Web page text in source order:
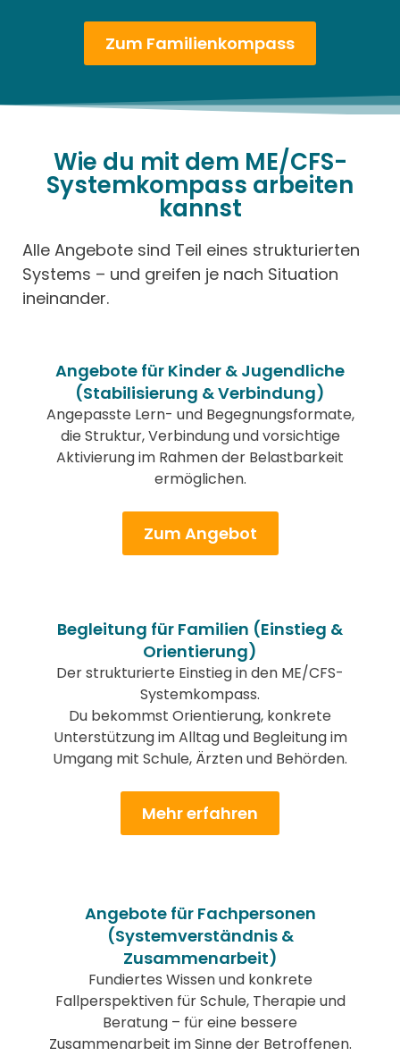
Zum Familienkompass
Wie du mit dem ME/CFS-
Systemkompass arbeiten
kannst
Alle Angebote sind Teil eines strukturierten
Systems – und greifen je nach Situation
ineinander.
Angebote für Kinder & Jugendliche
(Stabilisierung & Verbindung)
Angepasste Lern- und Begegnungsformate,
die Struktur, Verbindung und vorsichtige
Aktivierung im Rahmen der Belastbarkeit
ermöglichen.
Zum Angebot
Begleitung für Familien (Einstieg &
Orientierung)
Der strukturierte Einstieg in den ME/CFS-
Systemkompass.
Du bekommst Orientierung, konkrete
Unterstützung im Alltag und Begleitung im
Umgang mit Schule, Ärzten und Behörden.
Mehr erfahren
Angebote für Fachpersonen
(Systemverständnis &
Zusammenarbeit)
Fundiertes Wissen und konkrete
Fallperspektiven für Schule, Therapie und
Beratung – für eine bessere
Zusammenarbeit im Sinne der Betroffenen.